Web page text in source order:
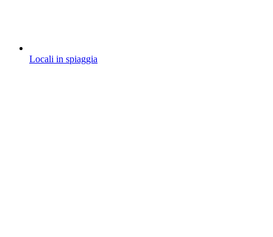
Locali in spiaggia